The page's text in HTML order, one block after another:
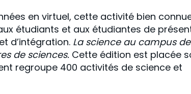
en virtuel, cette activité bien
étudiants et aux étudiantes de
d’intégration. La science au campus
de sciences. Cette édition est placée
regroupe 400 activités de science et